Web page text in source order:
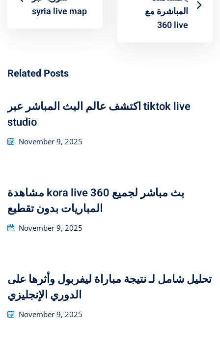
syria live map
المباشرة مع
360 live
Related Posts
اكتشف عالم البث المباشر عبر tiktok live
studio
Posted
November 9, 2025
مشاهدة kora live 360 بث مباشر لجميع
المباريات بدون تقطيع
Posted
November 9, 2025
تحليل شامل لـ نتيجة مباراة ليفربول وأثرها على
الدوري الإنجليزي
Posted
November 9, 2025